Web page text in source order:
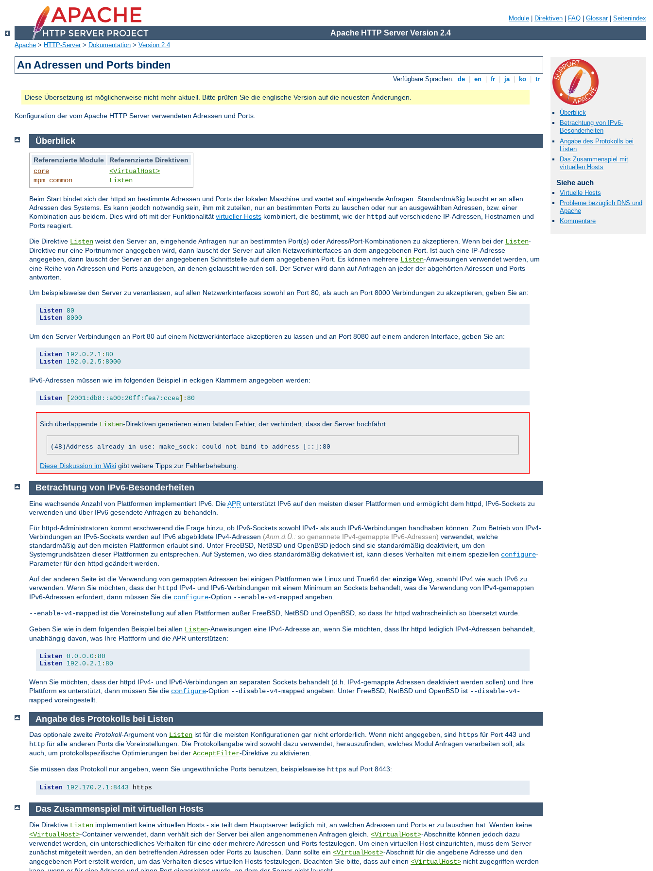
Module Direktiven FAQ Glossar| Seitenindex
Apache HTTP Server Version 2.4
Apache > HTTP-Server> Dokumentation > Version 2.4
An Adressen und Ports binden
Verfügbare Sprachen: de en fr ja ko tr
Diese Übersetzung ist möglicherweise nicht mehr aktuell. Bitte prüfen Sie die englische Version auf die neuesten Änderungen.
Konfiguration der vom Apache HTTP Server verwendeten Adressen und Ports.
Überblick
Betrachtung von IPv6-
Besonderheiten
Angabe des Protokolls bei
Listen
Das Zusammenspiel mit
virtuellen Hosts
Siehe auch
Virtuelle Hosts
Probleme bezüglich DNS und
Apache
Kommentare
Überblick
Referenzierte Module
Referenzierte Direktiven
core
mpm_common
<VirtualHost>
Listen
Beim Start bindet sich der httpd an bestimmte Adressen und Ports der lokalen Maschine und wartet auf eingehende Anfragen. Standardmäßig lauscht er an allen
Adressen des Systems. Es kann jeodch notwendig sein, ihm mit zuteilen, nur an bestimmten Ports zu lauschen oder nur an ausgewählten Adressen, bzw. einer
Kombination aus beidem. Dies wird oft mit der Funktionalität virtueller Hosts kombiniert, die bestimmt, wie der httpd auf verschiedene IP-Adressen, Hostnamen und
Ports reagiert.
Die Direktive Listen weist den Server an, eingehende Anfragen nur an bestimmten Port(s) oder Adress/Port-Kombinationen zu akzeptieren. Wenn bei der Listen-
Direktive nur eine Portnummer angegeben wird, dann lauscht der Server auf allen Netzwerkinterfaces an dem angegebenen Port. Ist auch eine IP-Adresse
angegeben, dann lauscht der Server an der angegebenen Schnittstelle auf dem angegebenen Port. Es können mehrere Listen-Anweisungen verwendet werden, um
eine Reihe von Adressen und Ports anzugeben, an denen gelauscht werden soll. Der Server wird dann auf Anfragen an jeder der abgehörten Adressen und Ports
antworten.
Um beispielsweise den Server zu veranlassen, auf allen Netzwerkinterfaces sowohl an Port 80, als auch an Port 8000 Verbindungen zu akzeptieren, geben Sie an:
Listen 80
Listen 8000
Um den Server Verbindungen an Port 80 auf einem Netzwerkinterface akzeptieren zu lassen und an Port 8080 auf einem anderen Interface, geben Sie an:
Listen 192.0 . 2.1 : 80
Listen
192.0 . 2.5 : 8000
IPv6-Adressen müssen wie im folgenden Beispiel in eckigen Klammern angegeben werden:
Listen [ 2001:db8::a00:20ff:fea7:ccea]: 80
Sich überlappende Listen-Direktiven generieren einen fatalen Fehler, der verhindert, dass der Server hochfährt.
(48)Address already in use: make_sock: could not bind to address [::]:80
Diese Diskussion im Wiki gibt weitere Tipps zur Fehlerbehebung.
Betrachtung von IPv6-Besonderheiten
Eine wachsende Anzahl von Plattformen implementiert IPv6. DieAPR unterstützt IPv6 auf den meisten dieser Plattformen und ermöglicht dem httpd, IPv6-Sockets zu
verwenden und über IPv6 gesendete Anfragen zu behandeln.
Für httpd-Administratoren kommt erschwerend die Frage hinzu, ob IPv6-Sockets sowohl IPv4- als auch IPv6-Verbindungen handhaben können. Zum Betrieb von IPv4-
Verbindungen an IPv6-Sockets werden auf IPv6 abgebildete IPv4-Adressen (Anm.d.Ü.: so genannete IPv4-gemappte IPv6-Adressen) verwendet, welche
standardmäßig auf den meisten Plattformen erlaubt sind. Unter FreeBSD, NetBSD und OpenBSD jedoch sind sie standardmäßig deaktiviert, um den
Systemgrundsätzen dieser Plattformen zu entsprechen. Auf Systemen, wo dies standardmäßig dekativiert ist, kann dieses Verhalten mit einem speziellen configure-
Parameter für den httpd geändert werden.
Auf der anderen Seite ist die Verwendung von gemappten Adressen bei einigen Plattformen wie Linux und True64 der einzige Weg, sowohl IPv4 wie auch IPv6 zu
verwenden. Wenn Sie möchten, dass der httpd IPv4- und IPv6-Verbindungen mit einem Minimum an Sockets behandelt, was die Verwendung von IPv4-gemappten
IPv6-Adressen erfordert, dann müssen Sie die configure-Option --enable-v4-mapped angeben.
--enable-v4-mapped ist die Voreinstellung auf allen Plattformen außer FreeBSD, NetBSD und OpenBSD, so dass Ihr httpd wahrscheinlich so übersetzt wurde.
Geben Sie wie in dem folgenden Beispiel bei allen Listen-Anweisungen eine IPv4-Adresse an, wenn Sie möchten, dass Ihr httpd lediglich IPv4-Adressen behandelt,
unabhängig davon, was Ihre Plattform und die APR unterstützen:
Listen 0.0 . 0.0 : 80
Listen
192.0 . 2.1 : 80
Wenn Sie möchten, dass der httpd IPv4- und IPv6-Verbindungen an separaten Sockets behandelt (d.h. IPv4-gemappte Adressen deaktiviert werden sollen) und Ihre
Plattform es unterstützt, dann müssen Sie die configure-Option --disable-v4-mapped angeben. Unter FreeBSD, NetBSD und OpenBSD ist --disable-v4-
mapped voreingestellt.
Angabe des Protokolls bei Listen
Das optionale zweite Protokoll-Argument von Listen ist für die meisten Konfigurationen gar nicht erforderlich. Wenn nicht angegeben, sind https für Port 443 und
http für alle anderen Ports die Voreinstellungen. Die Protokollangabe wird sowohl dazu verwendet, herauszufinden, welches Modul Anfragen verarbeiten soll, als
auch, um protokollspezifische Optimierungen bei der AcceptFilter-Direktive zu aktivieren.
Sie müssen das Protokoll nur angeben, wenn Sie ungewöhnliche Ports benutzen, beispielsweise https auf Port 8443:
Listen 192.170 . 2.1 : 8443 https
Das Zusammenspiel mit virtuellen Hosts
Die Direktive Listen implementiert keine virtuellen Hosts - sie teilt dem Hauptserver lediglich mit, an welchen Adressen und Ports er zu lauschen hat. Werden keine
<VirtualHost>-Container verwendet, dann verhält sich der Server bei allen angenommenen Anfragen gleich. <VirtualHost>-Abschnitte können jedoch dazu
verwendet werden, ein unterschiedliches Verhalten für eine oder mehrere Adressen und Ports festzulegen. Um einen virtuellen Host einzurichten, muss dem Server
zunächst mitgeteilt werden, an den betreffenden Adressen oder Ports zu lauschen. Dann sollte ein <VirtualHost>-Abschnitt für die angebene Adresse und den
angegebenen Port erstellt werden, um das Verhalten dieses virtuellen Hosts festzulegen. Beachten Sie bitte, dass auf einen <VirtualHost> nicht zugegriffen werden